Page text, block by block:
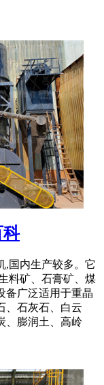
科
,国内生产较多。它
料矿、石膏矿、煤
备广泛适用于重晶
、石灰石、白云
、膨润土、高岭